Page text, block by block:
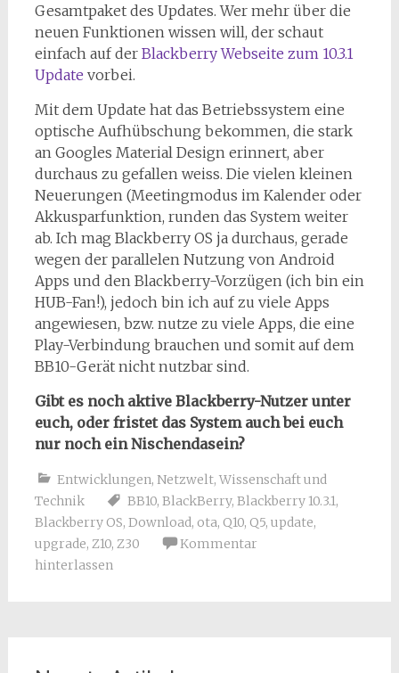
Gesamtpaket des Updates. Wer mehr über die
neuen Funktionen wissen will, der schaut
einfach auf der Blackberry Webseite zum 10.3.1
Update vorbei.
Mit dem Update hat das Betriebssystem eine
optische Aufhübschung bekommen, die stark
an Googles Material Design erinnert, aber
durchaus zu gefallen weiss. Die vielen kleinen
Neuerungen (Meetingmodus im Kalender oder
Akkusparfunktion, runden das System weiter
ab. Ich mag Blackberry OS ja durchaus, gerade
wegen der parallelen Nutzung von Android
Apps und den Blackberry-Vorzügen (ich bin ein
HUB-Fan!), jedoch bin ich auf zu viele Apps
angewiesen, bzw. nutze zu viele Apps, die eine
Play-Verbindung brauchen und somit auf dem
BB10-Gerät nicht nutzbar sind.
Gibt es noch aktive Blackberry-Nutzer unter
euch, oder fristet das System auch bei euch
nur noch ein Nischendasein?
Entwicklungen, Netzwelt, Wissenschaft und
Technik
BB10, BlackBerry, Blackberry 10.3.1,
Blackberry OS, Download, ota, Q10, Q5, update,
upgrade, Z10, Z30
Kommentar
hinterlassen